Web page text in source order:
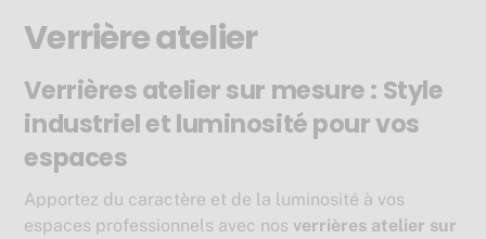
Verrière atelier
Verrières atelier sur mesure : Style
industriel et luminosité pour vos
espaces
Apportez du caractère et de la luminosité à vos
espaces professionnels avec nos verrières atelier sur